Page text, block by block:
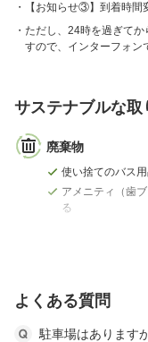
【お知らせ③】到着時間
ただし、24時を過ぎてか
すので、インターフォン
サステナブルな取
廃棄物
使い捨てのバス
アメニティ（歯
る
よくある質問
駐車場はあります